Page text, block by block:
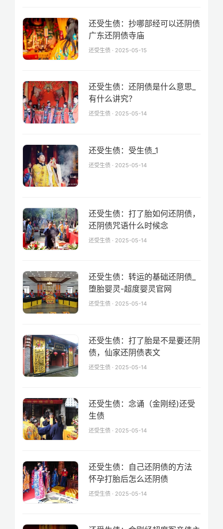
还受生债：抄哪部经可以还阴债
广东还阴债寺庙
还受生债 · 2025-05-15
还受生债：还阴债是什么意思_
有什么讲究？
还受生债 · 2025-05-14
还受生债：受生债_1
还受生债 · 2025-05-14
还受生债：打了胎如何还阴债，
还阴债咒语什么时候念
还受生债 · 2025-05-14
还受生债：转运的基础还阴债_
堕胎婴灵-超度婴灵官网
还受生债 · 2025-05-14
还受生债：打了胎是不是要还阴
债，仙家还阴债表文
还受生债 · 2025-05-14
还受生债：念诵（金刚经)还受
生债
还受生债 · 2025-05-14
还受生债：自己还阴债的方法
怀孕打胎后怎么还阴债
还受生债 · 2025-05-14